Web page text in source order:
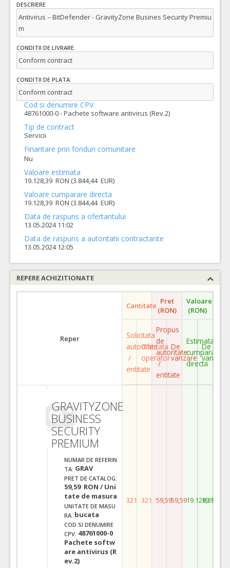
DESCRIERE
Antivirus – BitDefender - GravityZone Busines Security Premiu
m
CONDITII DE LIVRARE:
Conform contract
CONDITII DE PLATA:
Conform contract
Cod si denumire CPV
48761000-0 - Pachete software antivirus (Rev.2)
Tip de contract
Servicii
Finantare prin fonduri comunitare
Nu
Valoare estimata
19.128,39 RON (3.844,44 EUR)
Valoare cumparare directa
19.128,39 RON (3.844,44 EUR)
Data de raspuns a ofertantului
13.05.2024 11:02
Data de raspuns a autoritatii contractante
13.05.2024 12:05
REPERE ACHIZITIONATE
Reper
Cantitate Pret
(RON)
Valoare
(RON)
Solicitata
autoritate
/
entitate
Ofertata
operator
Propus
de
autoritate
/
entitate
De
vanzare
Estimata
cumparare
directa
De
vanzare
GRAVITYZONE
BUSINESS
SECURITY
PREMIUM
NUMAR DE REFERIN
TA: GRAV
PRET DE CATALOG:
59,59 RON / Uni
tate de masura
UNITATE DE MASU
RA: bucata
COD SI DENUMIRE
CPV: 48761000-0
Pachete softw
are antivirus (R
ev.2)
321 321 59,5959,5919.128,39